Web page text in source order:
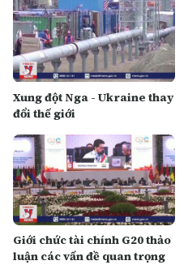
Xung đột Nga - Ukraine thay
đổi thế giới
Giới chức tài chính G20 thảo
luận các vấn đề quan trọng